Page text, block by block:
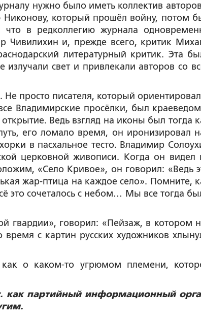
нужно было иметь коллектив
Никонову, который прошёл войну, потом
что в редколлегию журнала
Чивилихин и, прежде всего, критик
литературный критик. Эта
свет и привлекали авторов со
просто писателя, который
Владимирские просёлки, был
Ведь взгляд на иконы был тогда
его ломало время, он иронизировал
в пасхальное тесто. Владимир
церковной живописи. Когда он видел
«Село Кривое», он говорил: «Ведь
жар-птица на каждое село». Помните,
это сочеталось с небом… Мы все тогда
гвардии», говорил: «Пейзаж, в котором
с картин русских художников
о каком-то угрюмом племени,
как партийный информационный